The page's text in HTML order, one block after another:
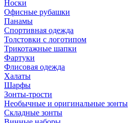
Носки
Офисные рубашки
Панамы
Спортивная одежда
Толстовки с логотипом
Трикотажные шапки
Фартуки
Флисовая одежда
Халаты
Шарфы
Зонты-трости
Необычные и оригинальные зонты
Складные зонты